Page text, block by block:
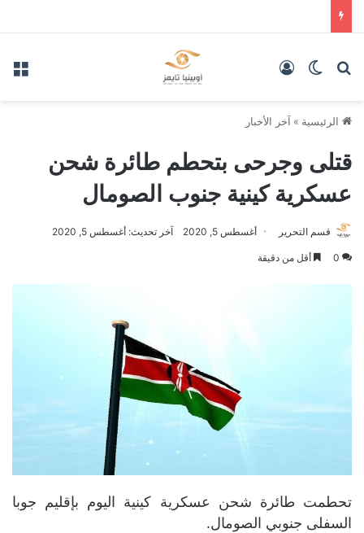
بحث عنالوضع المظلم
الرئيسية » آخر الأخبار
قتلى وجرحى بتحطم طائرة شحن
عسكرية كينية جنوب الصومال
قسم التحرير أغسطس 5, 2020 آخر تحديث: أغسطس 5, 2020
0 أقل من دقيقة
تحطمت طائرة شحن عسكرية كينية اليوم بإقليم جوبا
السفلى جنوبي الصومال.